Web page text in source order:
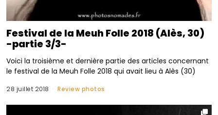
Festival de la Meuh Folle 2018 (Alès, 30)
-partie 3/3-
Voici la troisième et dernière partie des articles concernant
le festival de la Meuh Folle 2018 qui avait lieu à Alès (30)
28 juillet 2018 Review photos